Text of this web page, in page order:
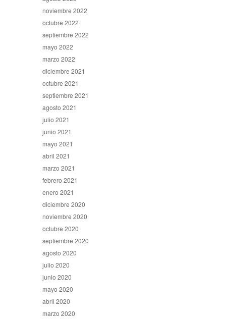
noviembre 2022
octubre 2022
septiembre 2022
mayo 2022
marzo 2022
diciembre 2021
octubre 2021
septiembre 2021
agosto 2021
julio 2021
junio 2021
mayo 2021
abril 2021
marzo 2021
febrero 2021
enero 2021
diciembre 2020
noviembre 2020
octubre 2020
septiembre 2020
agosto 2020
julio 2020
junio 2020
mayo 2020
abril 2020
marzo 2020